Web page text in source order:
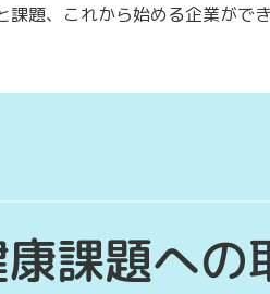
題、これから始める企業がで
課題への